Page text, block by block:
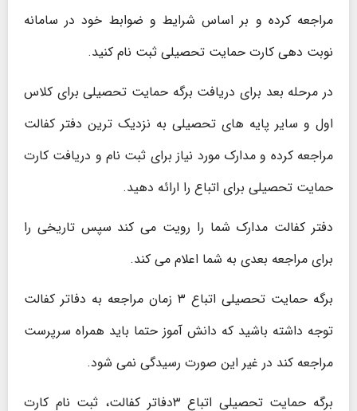
مراجعه کرده و بر اساس شرایط و ضوابط خود در سامانه
نوبت دهی کارت حمایت تحصیلی ثبت نام کنید.
در مرحله بعد برای دریافت برگه حمایت تحصیلی برای کلاس
اول و سایر پایه های تحصیلی به نزدیک ترین دفتر کفالت
مراجعه کرده و مدارک مورد نیاز برای ثبت نام و دریافت کارت
حمایت تحصیلی برای اتباع را ارائه دهید.
دفتر کفالت مدارک شما را رویت می کند سپس تاریخی را
برای مراجعه بعدی به شما اعلام می کند.
برگه حمایت تحصیلی اتباع ۳ زمان مراجعه به دفاتر کفالت
توجه داشته باشید که دانش آموز حتما باید همراه سرپرست
مراجعه کند در غیر این صورت رسیدگی نمی شود.
برگه حمایت تحصیلی اتباع ۳دفاتر كفالت، ثبت نام کارت